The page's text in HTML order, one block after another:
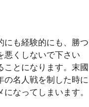
にも経験的にも、勝つ
悪くしないで下さい
ことになります。末國
の名人戦を制した時に
なってしまいます。